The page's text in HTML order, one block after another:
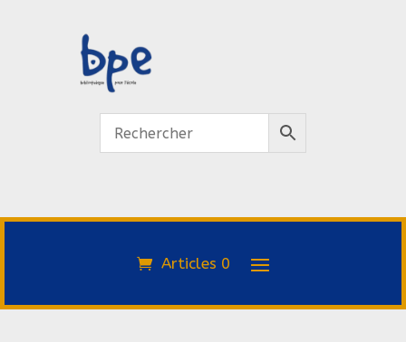
Articles 0